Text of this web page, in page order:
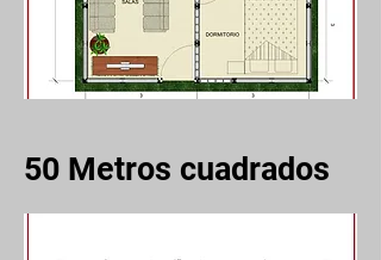
50 Metros cuadrados